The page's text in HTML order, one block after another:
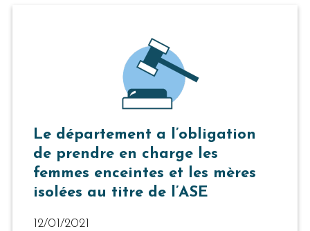
Le département a l’obligation
de prendre en charge les
femmes enceintes et les mères
isolées au titre de l’ASE
12/01/2021